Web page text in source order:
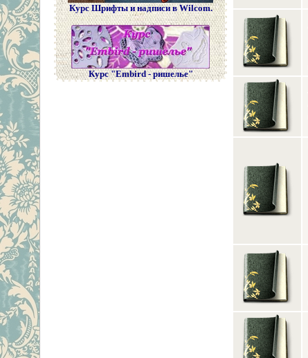
Курс Шрифты и надписи в Wilcom.
Курс "Embird - ришелье"